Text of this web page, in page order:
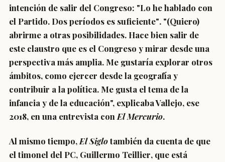
intención de salir del Congreso: "Lo he hablado con
el Partido. Dos períodos es suficiente". "(Quiero)
abrirme a otras posibilidades. Hace bien salir de
este claustro que es el Congreso y mirar desde una
perspectiva más amplia. Me gustaría explorar otros
ámbitos, como ejercer desde la geografía y
contribuir a la política. Me gusta el tema de la
infancia y de la educación", explicaba Vallejo, ese
2018, en una entrevista con El Mercurio.
Al mismo tiempo, El Siglotambién da cuenta de que
el timonel del PC, Guillermo Teillier, que está